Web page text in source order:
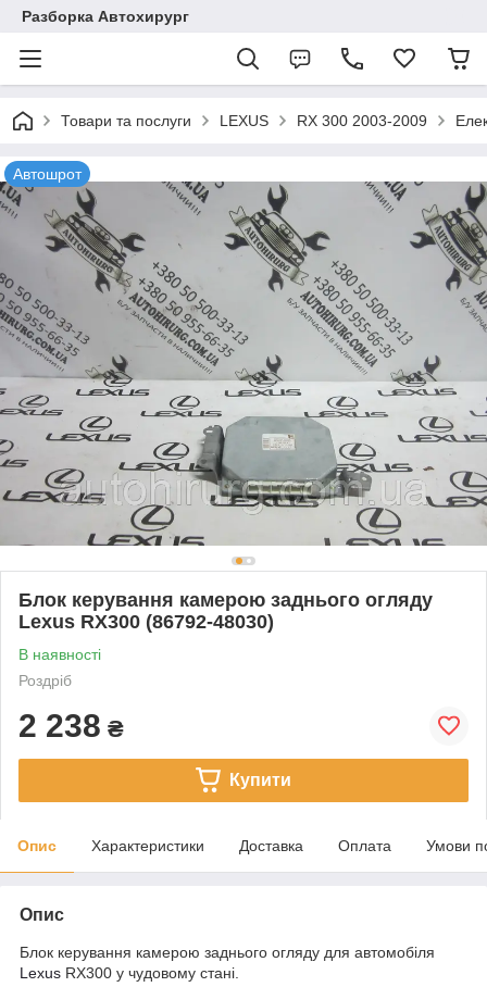
Разборка Автохирург
Товари та послуги LEXUS RX 300 2003-2009
Автошрот
Блок керування камерою заднього огляду
Lexus RX300 (86792-48030)
В наявності
Роздріб
2 238 ₴
Купити
Опис Характеристики Доставка Оплата Умови
Опис
Блок керування камерою заднього огляду для автомобіля
Lexus RX300 у чудовому стані.